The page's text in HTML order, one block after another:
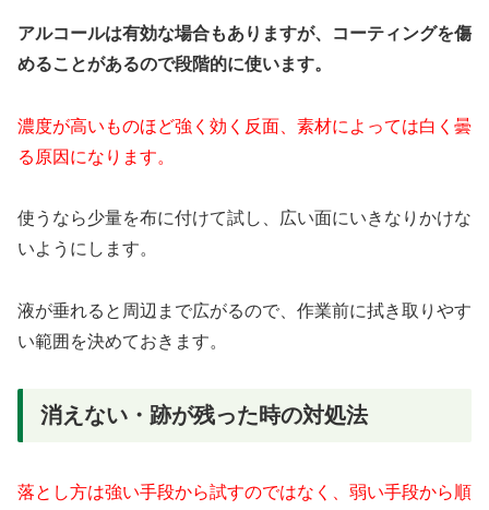
アルコールは有効な場合もありますが、コーティングを傷
めることがあるので段階的に使います。
濃度が高いものほど強く効く反面、素材によっては白く曇
る原因になります。
使うなら少量を布に付けて試し、広い面にいきなりかけな
いようにします。
液が垂れると周辺まで広がるので、作業前に拭き取りやす
い範囲を決めておきます。
消えない・跡が残った時の対処法
落とし方は強い手段から試すのではなく、弱い手段から順